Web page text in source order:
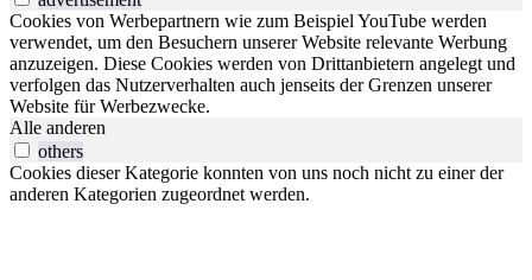
Cookies von Werbepartnern wie zum Beispiel YouTube werden
verwendet, um den Besuchern unserer Website relevante Werbung
anzuzeigen. Diese Cookies werden von Drittanbietern angelegt und
verfolgen das Nutzerverhalten auch jenseits der Grenzen unserer
Website für Werbezwecke.
Alle anderen
others
Cookies dieser Kategorie konnten von uns noch nicht zu einer der
anderen Kategorien zugeordnet werden.